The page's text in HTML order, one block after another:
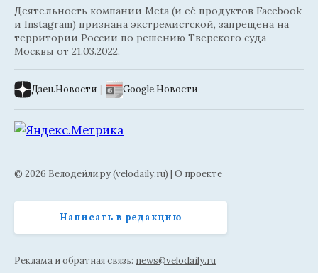
Деятельность компании Meta (и её продуктов Facebook
и Instagram) признана экстремистской, запрещена на
территории России по решению Тверского суда
Москвы от 21.03.2022.
Дзен.Новости Google.Новости
© 2026 Велодейли.ру (velodaily.ru) | О проекте
Написать в редакцию
Реклама и обратная связь: news@velodaily.ru